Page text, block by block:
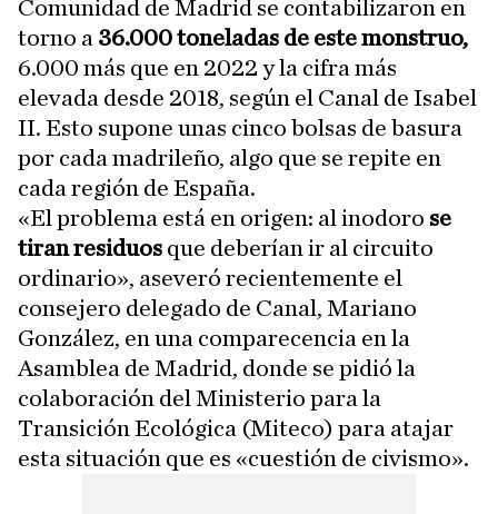
Comunidad de Madrid se contabilizaron en
torno a 36.000 toneladas de este monstruo,
6.000 más que en 2022 y la cifra más
elevada desde 2018, según el Canal de Isabel
II. Esto supone unas cinco bolsas de basura
por cada madrileño, algo que se repite en
cada región de España.
«El problema está en origen: al inodoro se
tiran residuos que deberían ir al circuito
ordinario», aseveró recientemente el
consejero delegado de Canal, Mariano
González, en una comparecencia en la
Asamblea de Madrid, donde se pidió la
colaboración del Ministerio para la
Transición Ecológica (Miteco) para atajar
esta situación que es «cuestión de civismo».